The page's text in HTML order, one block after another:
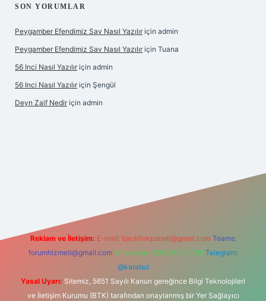
SON YORUMLAR
Peygamber Efendimiz Sav Nasıl Yazılır için admin
Peygamber Efendimiz Sav Nasıl Yazılır için Tuana
56 Inci Nasıl Yazılır için admin
56 Inci Nasıl Yazılır için Şengül
Deyn Zaif Nedir için admin
Reklam ve İletişim: E-mail: backlinkpaneli@gmail.com Teams:
forumhizmeti@gmail.com Whatsapp: 0262 606 0 726 Telegram:
@karabul
Yasal Uyarı: Sitemiz, 5651 Sayılı Kanun gereğince Bilgi Teknolojileri
ve İletişim Kurumu (BTK) tarafından onaylanmış bir Yer Sağlayıcı